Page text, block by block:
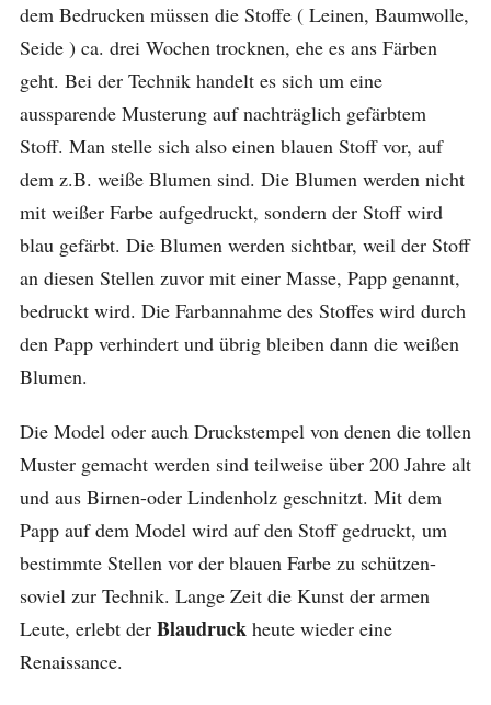
dem Bedrucken müssen die Stoffe ( Leinen, Baumwolle,
Seide ) ca. drei Wochen trocknen, ehe es ans Färben
geht. Bei der Technik handelt es sich um eine
aussparende Musterung auf nachträglich gefärbtem
Stoff. Man stelle sich also einen blauen Stoff vor, auf
dem z.B. weiße Blumen sind. Die Blumen werden nicht
mit weißer Farbe aufgedruckt, sondern der Stoff wird
blau gefärbt. Die Blumen werden sichtbar, weil der Stoff
an diesen Stellen zuvor mit einer Masse, Papp genannt,
bedruckt wird. Die Farbannahme des Stoffes wird durch
den Papp verhindert und übrig bleiben dann die weißen
Blumen.
Die Model oder auch Druckstempel von denen die tollen
Muster gemacht werden sind teilweise über 200 Jahre alt
und aus Birnen-oder Lindenholz geschnitzt. Mit dem
Papp auf dem Model wird auf den Stoff gedruckt, um
bestimmte Stellen vor der blauen Farbe zu schützen-
soviel zur Technik. Lange Zeit die Kunst der armen
Leute, erlebt der Blaudruckheute wieder eine
Renaissance.